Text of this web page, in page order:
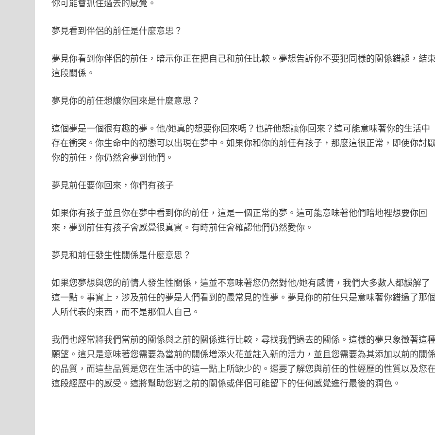
你可能會抓住過去的感覺。
夢見看到伴侶的前任是什麼意思？
夢見你看到你伴侶的前任，暗示你正在把自己和前任比較。夢想告訴你不要犯同樣的關係錯誤，結
這段關係。
夢見你的前任想讓你回來是什麼意思？
這個夢是一個很有趣的夢。他/她真的想要你回來嗎？也許他想讓你回來？這可能意味著你的生活中
存在衝突。你生命中的初戀可以出現在夢中。如果你和你的前任有孩子，那麼這很正常，即使你討
你的前任，你仍然會夢到他們。
夢見前任要你回來，你們有孩子
如果你有孩子並且你在夢中看到你的前任，這是一個正常的夢。這可能意味著他們暗地裡想要你回
來，夢到前任有孩子會感覺很真實。有時前任會確認他們仍然愛你。
夢見和前任發生性關係是什麼意思？
如果您夢想與您的前情人發生性關係，這並不意味著您仍然對他/她有感情，我們大多數人都誤解了
這一點。事實上，涉及前任的夢是人們看到的最常見的性夢。夢見你的前任只是意味著你錯過了那
人所代表的東西，而不是那個人自己。
我們也經常將我們當前的關係與之前的關係進行比較，尋找我們過去的關係。這樣的夢只象徵著這
願望。這只是意味著您需要為當前的關係增添火花並註入新的活力，並且您需要為其添加以前的關
的品質，而這些品質是您在生活中的這一點上所缺少的。還要了解您與前任的性經歷的性質以及您
這段經歷中的感受。這將幫助您對之前的關係或伴侶可能留下的任何感覺進行最後的潤色。